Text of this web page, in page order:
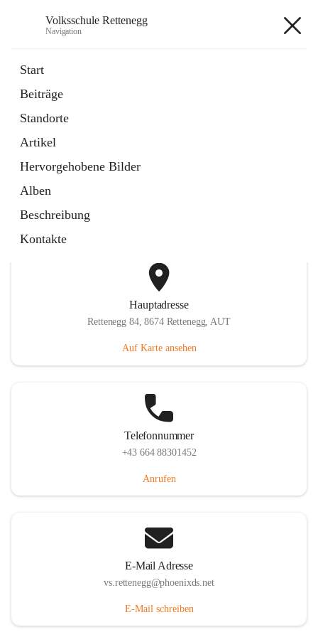
Volksschule Rettenegg
Navigation
Start
Beiträge
Standorte
Artikel
Hervorgehobene Bilder
Alben
Beschreibung
Kontakte
Externe Webseite
in
Tab
Termine Schuljahr 2025/2026
Artikel
öffnet
in
neuem
Tab
Hauptadresse
Rettenegg 84, 8674 Rettenegg, AUT
Auf Karte ansehen
Telefonnummer
+43 664 88301452
Anrufen
E-Mail Adresse
vs.rettenegg@phoenixds.net
E-Mail schreiben